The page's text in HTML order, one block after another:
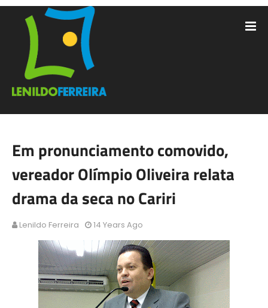
Em pronunciamento comovido,
vereador Olímpio Oliveira relata
drama da seca no Cariri
Lenildo Ferreira 14 Years Ago